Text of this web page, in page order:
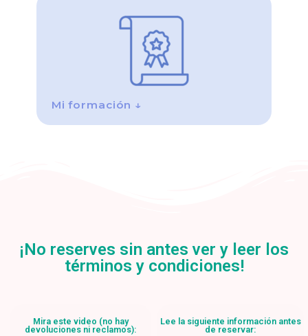
Mi formación ↓
¡No reserves sin antes ver y leer los
términos y condiciones!
Mira este video (no hay
devoluciones ni reclamos):
Lee la siguiente información antes
de reservar: